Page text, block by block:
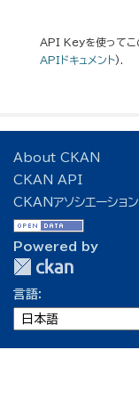
API Keyを使ってこ
APIドキュメント).
About CKAN
CKAN API
CKANアソシエーション
Powered by
言語